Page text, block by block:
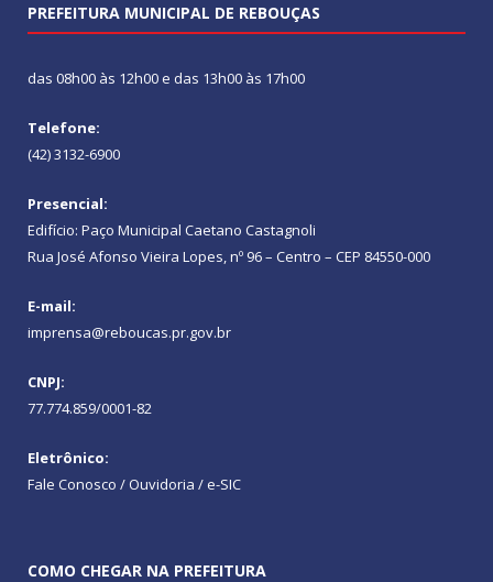
PREFEITURA MUNICIPAL DE REBOUÇAS
das 08h00 às 12h00 e das 13h00 às 17h00
Telefone:
(42) 3132-6900
Presencial:
Edifício: Paço Municipal Caetano Castagnoli
Rua José Afonso Vieira Lopes, nº 96 – Centro – CEP 84550-000
E-mail:
imprensa@reboucas.pr.gov.br
CNPJ:
77.774.859/0001-82
Eletrônico:
Fale Conosco / Ouvidoria / e-SIC
COMO CHEGAR NA PREFEITURA